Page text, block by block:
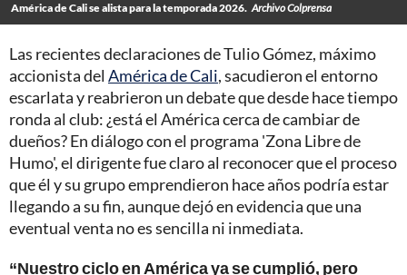
América de Cali se alista para la temporada 2026. Archivo Colprensa
Las recientes declaraciones de Tulio Gómez, máximo
accionista del América de Cali, sacudieron el entorno
escarlata y reabrieron un debate que desde hace tiempo
ronda al club: ¿está el América cerca de cambiar de
dueños? En diálogo con el programa 'Zona Libre de
Humo', el dirigente fue claro al reconocer que el proceso
que él y su grupo emprendieron hace años podría estar
llegando a su fin, aunque dejó en evidencia que una
eventual venta no es sencilla ni inmediata.
“Nuestro ciclo en América ya se cumplió, pero